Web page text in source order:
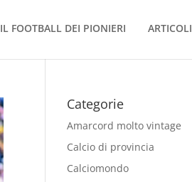
IL FOOTBALL DEI PIONIERI ARTICOLI
Categorie
Amarcord molto vintage
Calcio di provincia
Calciomondo